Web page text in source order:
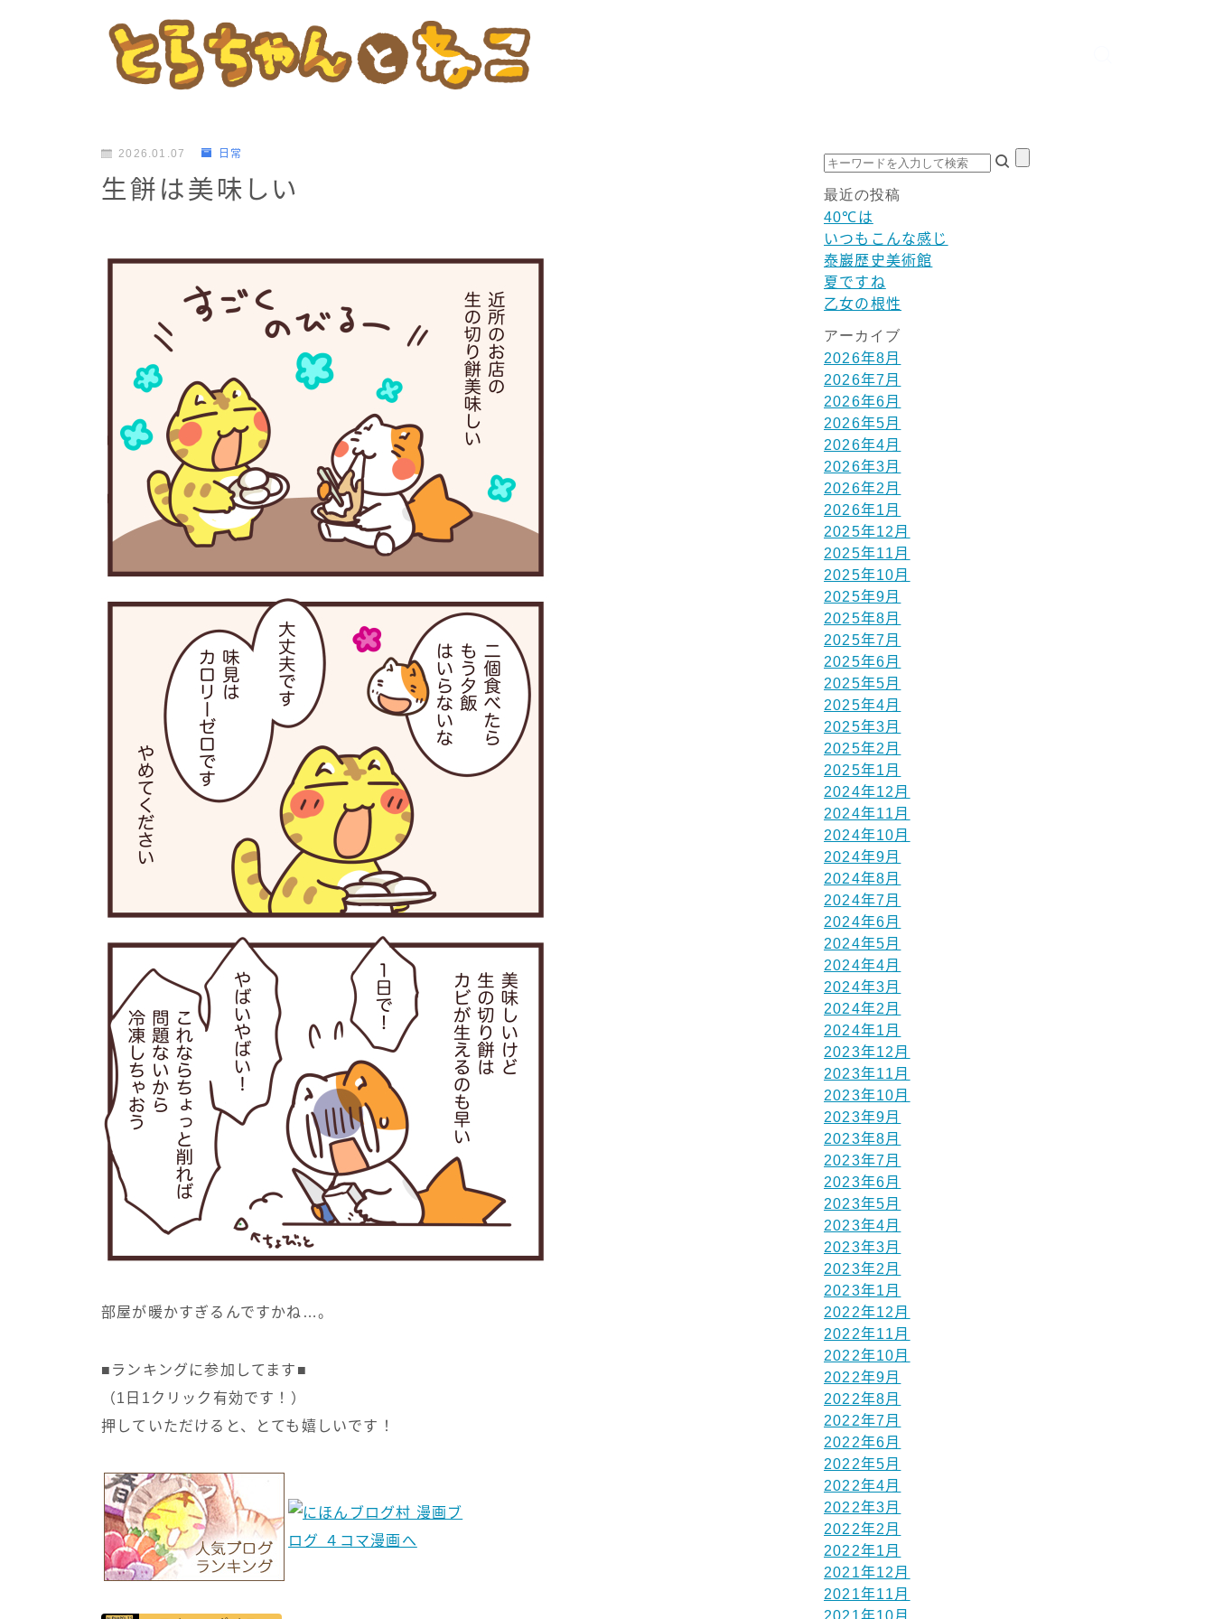
2026.01.07 日常
生餅は美味しい
部屋が暖かすぎるんですかね…。
■ランキングに参加してます■
（1日1クリック有効です！）
押していただけると、とても嬉しいです！
最近の投稿
40℃は
いつもこんな感じ
泰巖歴史美術館
夏ですね
乙女の根性
アーカイブ
2026年8月
2026年7月
2026年6月
2026年5月
2026年4月
2026年3月
2026年2月
2026年1月
2025年12月
2025年11月
2025年10月
2025年9月
2025年8月
2025年7月
2025年6月
2025年5月
2025年4月
2025年3月
2025年2月
2025年1月
2024年12月
2024年11月
2024年10月
2024年9月
2024年8月
2024年7月
2024年6月
2024年5月
2024年4月
2024年3月
2024年2月
2024年1月
2023年12月
2023年11月
2023年10月
2023年9月
2023年8月
2023年7月
2023年6月
2023年5月
2023年4月
2023年3月
2023年2月
2023年1月
2022年12月
2022年11月
2022年10月
2022年9月
2022年8月
2022年7月
2022年6月
2022年5月
2022年4月
2022年3月
2022年2月
2022年1月
2021年12月
2021年11月
2021年10月